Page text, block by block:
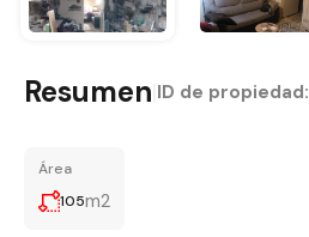
Resumen ID de propiedad:
Área
105m2